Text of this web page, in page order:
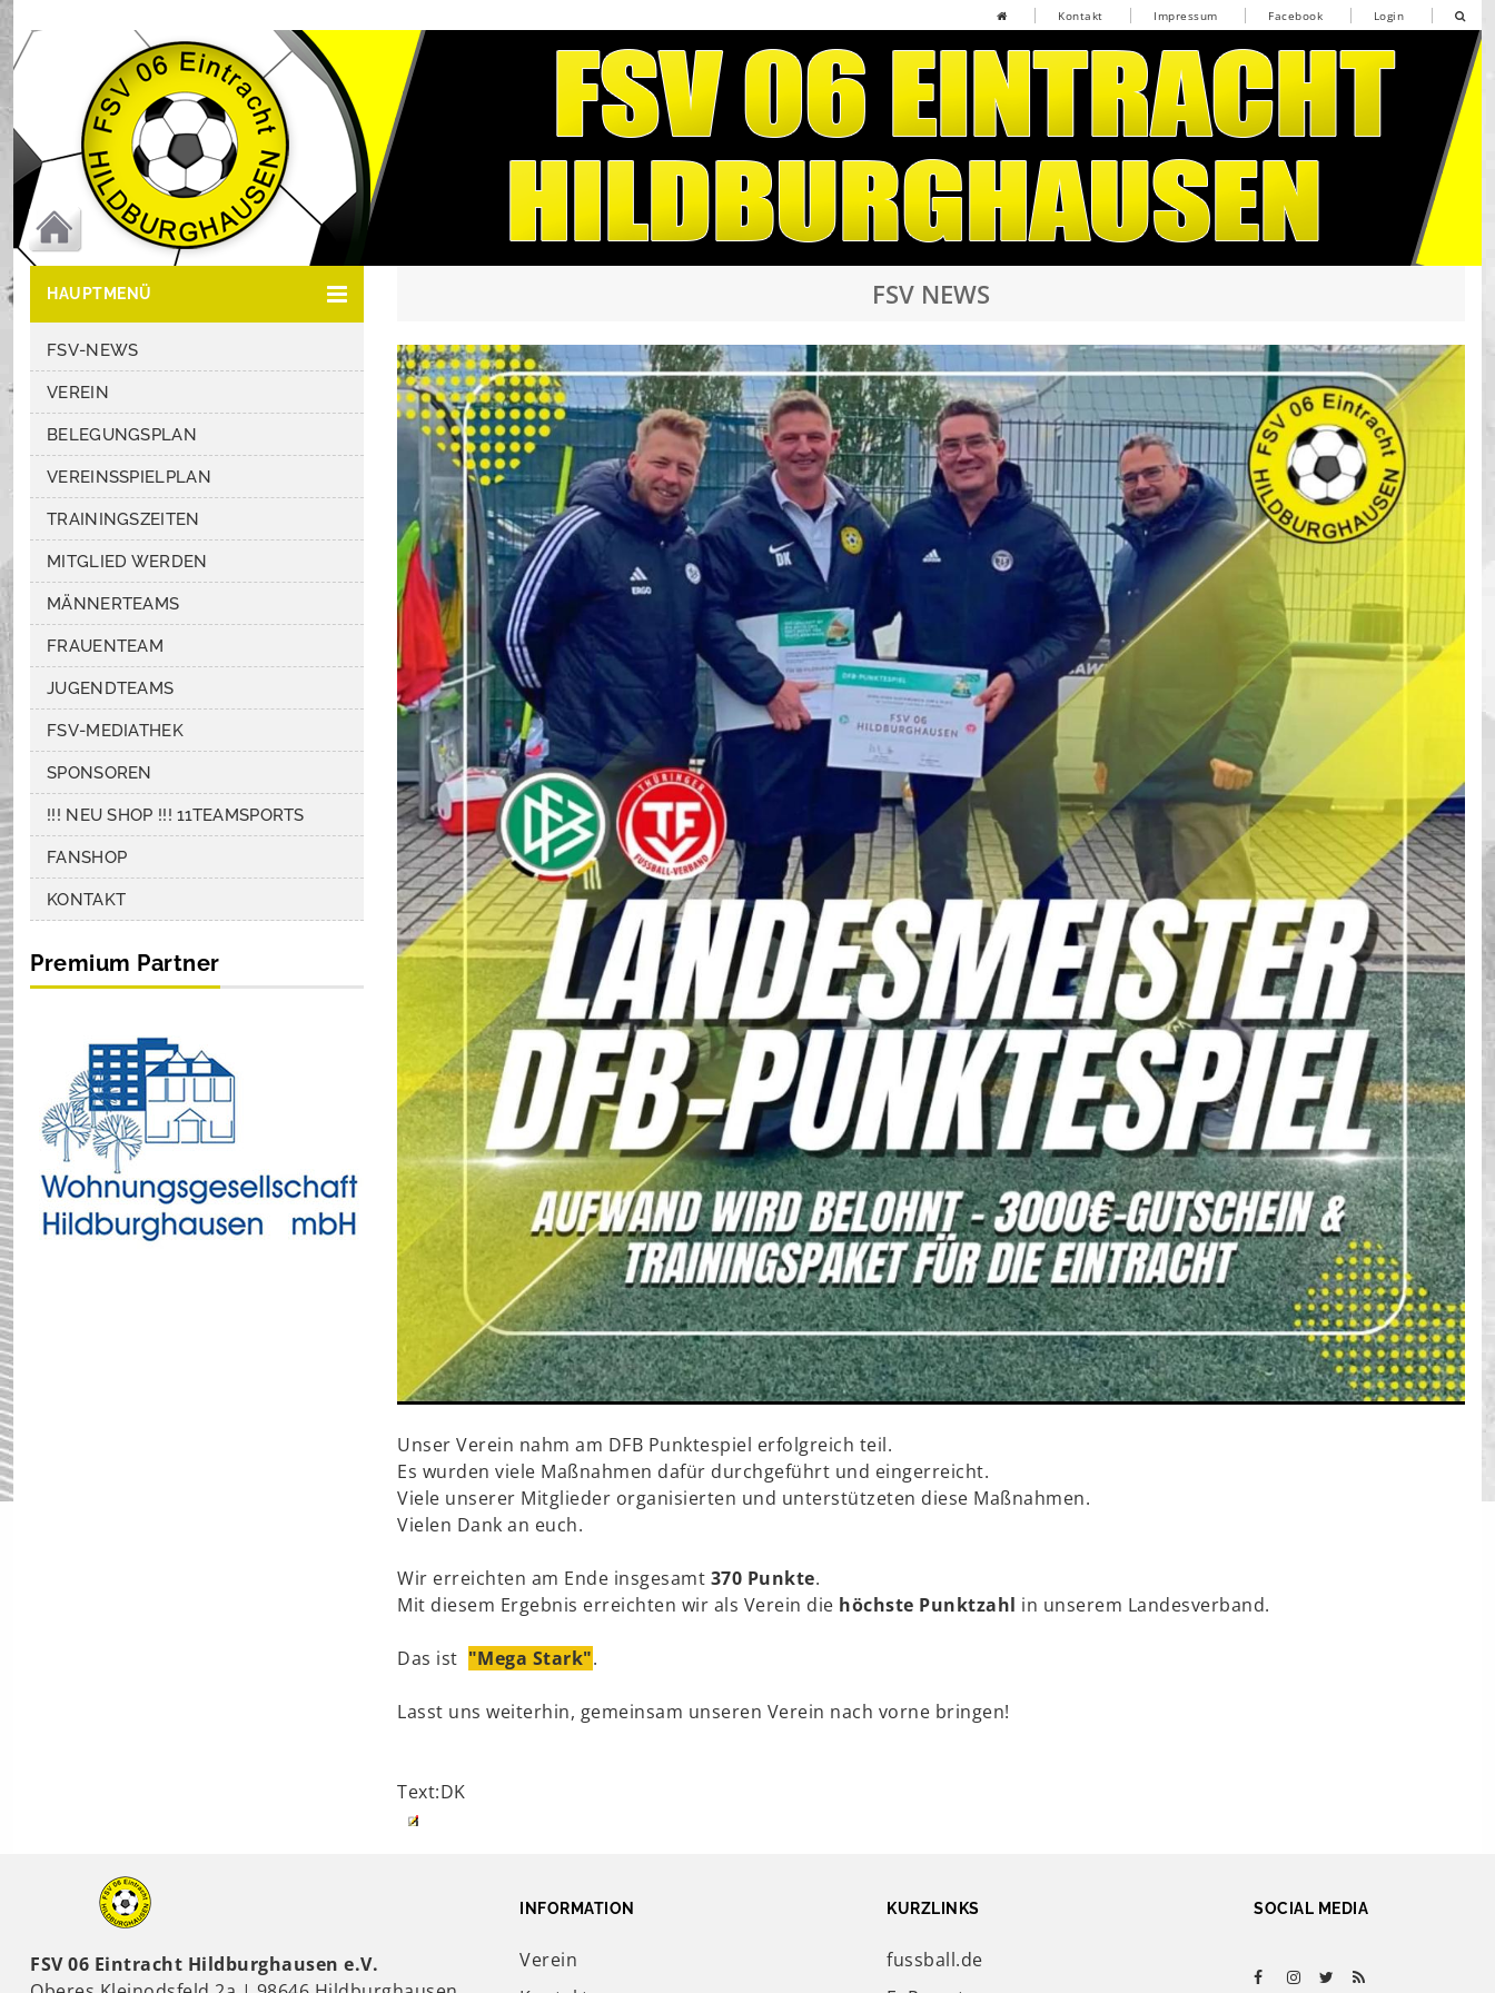
Kontakt Impressum Facebook Login
HAUPTMENÜ FSV NEWS
FSV-NEWS
VEREIN
BELEGUNGSPLAN
VEREINSSPIELPLAN
TRAININGSZEITEN
MITGLIED WERDEN
MÄNNERTEAMS
FRAUENTEAM
JUGENDTEAMS
FSV-MEDIATHEK
SPONSOREN
!!! NEU SHOP !!! 11TEAMSPORTS
FANSHOP
KONTAKT
Premium Partner
Unser Verein nahm am DFB Punktespiel erfolgreich teil.
Es wurden viele Maßnahmen dafür durchgeführt und eingerreicht.
Viele unserer Mitglieder organisierten und unterstützeten diese Maßnahmen.
Vielen Dank an euch.
Wir erreichten am Ende insgesamt 370 Punkte.
Mit diesem Ergebnis erreichten wir als Verein die höchste Punktzahl in unserem Landesverband.
Das ist "Mega Stark".
Lasst uns weiterhin, gemeinsam unseren Verein nach vorne bringen!
Text:DK
FSV 06 Eintracht Hildburghausen e.V.
INFORMATION
Verein
KURZLINKS
fussball.de
SOCIAL MEDIA